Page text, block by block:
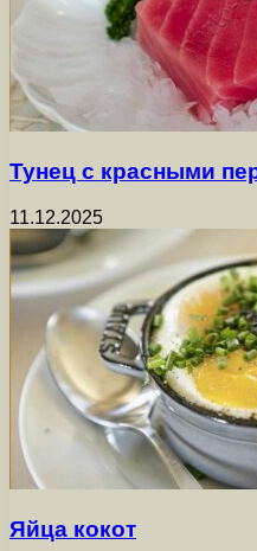
Тунец с красными
11.12.2025
Яйца кокот